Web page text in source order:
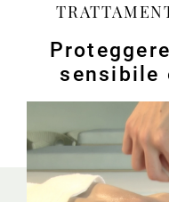
sensibile